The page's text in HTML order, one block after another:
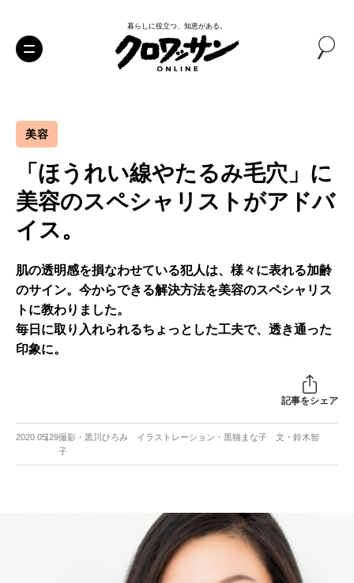
暮らしに役立つ、知恵がある。
美容
「ほうれい線やたるみ毛穴」に
美容のスペシャリストがアドバ
イス。
肌の透明感を損なわせている犯人は、様々に表れる加齢
のサイン。今からできる解決方法を美容のスペシャリス
トに教わりました。
毎日に取り入れられるちょっとした工夫で、透き通った
印象に。
記事をシェア
2020.05.29撮影・黒川ひろみ イラストレーション・黒猫まな子 文・鈴木智
子